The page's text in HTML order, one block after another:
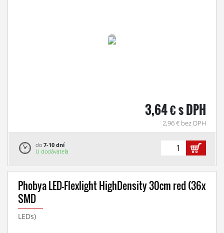
3,64 € s DPH
2,96 € bez DPH
do 7-10 dní
U dodávateľa
Phobya LED-Flexlight HighDensity 30cm red (36x
SMD
LEDs)